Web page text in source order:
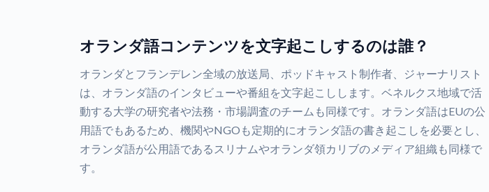
オランダ語コンテンツを文字起こしするのは誰？
オランダとフランデレン全域の放送局、ポッドキャスト制作者、ジャーナリスト
は、オランダ語のインタビューや番組を文字起こしします。ベネルクス地域で活
動する大学の研究者や法務・市場調査のチームも同様です。オランダ語はEUの公
用語でもあるため、機関やNGOも定期的にオランダ語の書き起こしを必要とし、
オランダ語が公用語であるスリナムやオランダ領カリブのメディア組織も同様で
す。